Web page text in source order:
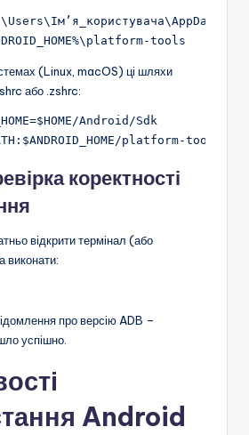
(Linux, macOS) ці шляхи
або .zshrc:
Android/Sdk
коректності
відкрити термінал (або
виконати:
про версію ADB –
успішно.
Android